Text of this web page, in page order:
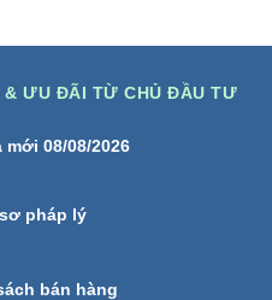
& ƯU ĐÃI TỪ CHỦ ĐẦU TƯ
mới 08/08/2026
pháp lý
bán hàng